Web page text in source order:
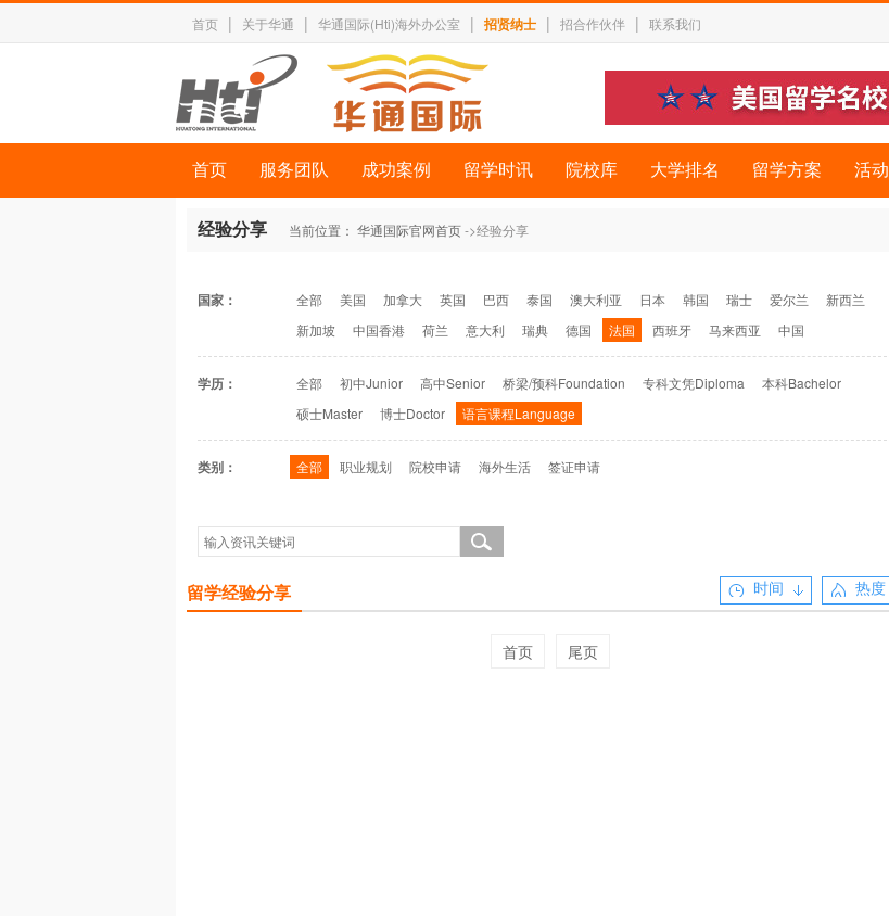
首页 | 关于华通 | 华通国际(Hti)海外办公室 | 招贤纳士 | 招合作伙伴 | 联系我们
首页 服务团队 成功案例 留学时讯 院校库 大学排名 留学方案 活动
经验分享 当前位置： 华通国际官网首页->经验分享
国家： 全部 美国 加拿大 英国 巴西 泰国 澳大利亚 日本 韩国 瑞士 爱尔兰
新西兰
新加坡
中国香港 荷兰 意大利 瑞典 德国 法国 西班牙 马来西亚 中国
学历： 全部 初中Junior 高中Senior 桥梁/预科Foundation 专科文凭Diploma
本科Bachelor
硕士Master
博士Doctor 语言课程Language
类别： 全部 职业规划 院校申请 海外生活 签证申请
留学经验分享 时间 热度
首页 尾页